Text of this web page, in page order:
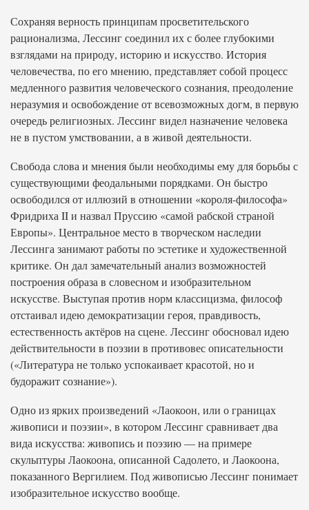
Сохраняя верность принципам просветительского
рационализма, Лессинг соединил их с более глубокими
взглядами на природу, историю и искусство. История
человечества, по его мнению, представляет собой процесс
медленного развития человеческого сознания, преодоление
неразумия и освобождение от всевозможных догм, в первую
очередь религиозных. Лессинг видел назначение человека
не в пустом умствовании, а в живой деятельности.
Свобода слова и мнения были необходимы ему для борьбы с
существующими феодальными порядками. Он быстро
освободился от иллюзий в отношении «короля-философа»
Фридриха II и назвал Пруссию «самой рабской страной
Европы». Центральное место в творческом наследии
Лессинга занимают работы по эстетике и художественной
критике. Он дал замечательный анализ возможностей
построения образа в словесном и изобразительном
искусстве. Выступая против норм классицизма, философ
отстаивал идею демократизации героя, правдивость,
естественность актёров на сцене. Лессинг обосновал идею
действительности в поэзии в противовес описательности
(«Литература не только успокаивает красотой, но и
будоражит сознание»).
Одно из ярких произведений «Лаокоон, или о границах
живописи и поэзии», в котором Лессинг сравнивает два
вида искусства: живопись и поэзию — на примере
скульптуры Лаокоона, описанной Садолето, и Лаокоона,
показанного Вергилием. Под живописью Лессинг понимает
изобразительное искусство вообще.